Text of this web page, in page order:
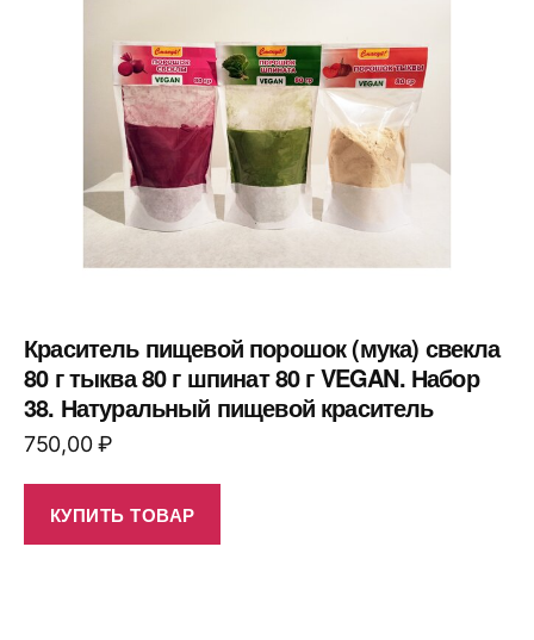
Краситель пищевой порошок (мука) свекла
80 г тыква 80 г шпинат 80 г VEGAN. Набор
38. Натуральный пищевой краситель
750,00₽
КУПИТЬ ТОВАР